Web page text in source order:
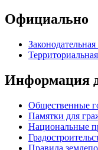
Официально
Законодательная
Информация
Общественные
Памятки для
Национальные
Правила